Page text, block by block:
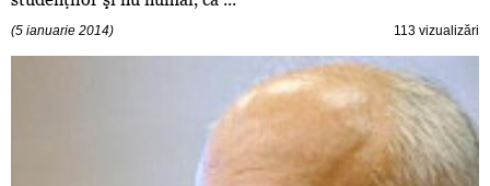
(5 ianuarie 2014) 113 vizualizări